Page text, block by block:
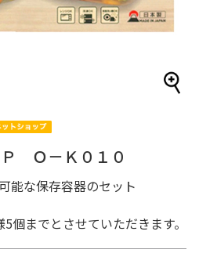
Ｏ－Ｋ０１０
能な保存容器のセット
までとさせていただきます。